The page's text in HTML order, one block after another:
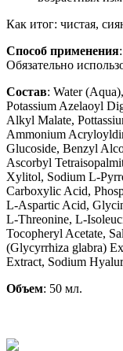
Как итог: чистая,
Способ применения
Обязательно
Состав: Water
Potassium Azelaoyl
Alkyl Malate,
Ammonium
Glucoside, Benzyl
Ascorbyl
Xylitol, Sodium L-
Carboxylic Acid,
L-Aspartic Acid,
L-Threonine, L-
Tocopheryl Acetate,
(Glycyrrhiza glabra)
Extract, Sodium
Объем: 50 мл.